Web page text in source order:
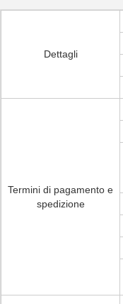
Dettagli
Termini di pagamento e
spedizione